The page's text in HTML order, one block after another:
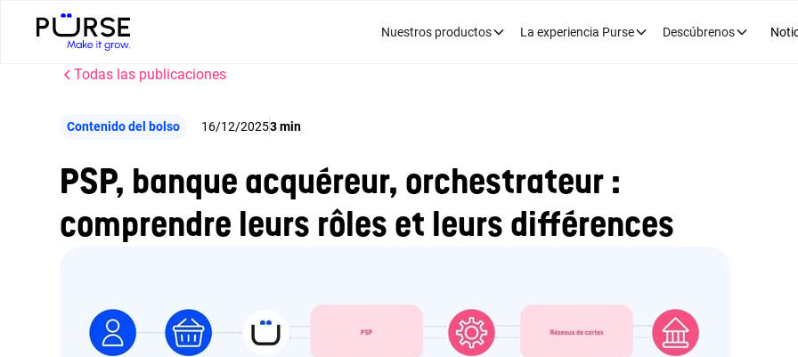
Nuestros productos La experiencia Purse Descúbrenos
Todas las publicaciones
Contenido del bolso 16/12/20253 min
PSP, banque acquéreur, orchestrateur :
comprendre leurs rôles et leurs différences